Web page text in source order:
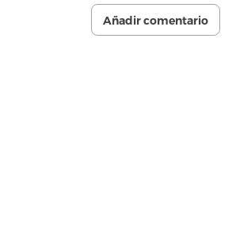
Añadir comentario